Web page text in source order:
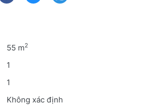
55 m2
1
1
Không xác định